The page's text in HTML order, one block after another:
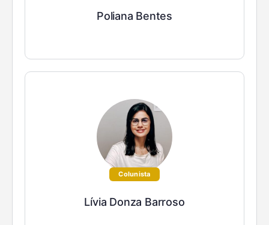
Poliana Bentes
Colunista
Lívia Donza Barroso